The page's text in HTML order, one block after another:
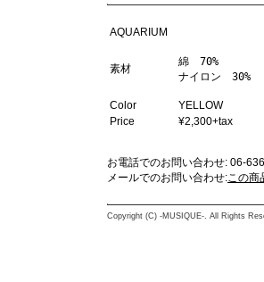
AQUARIUM
素材
綿　70%
ナイロン　30%
Color
YELLOW
Price
¥2,300+tax
お電話でのお問い合わせ: 06-
メールでのお問い合わせ:この商
Copyright (C) -MUSIQUE-. All Rights